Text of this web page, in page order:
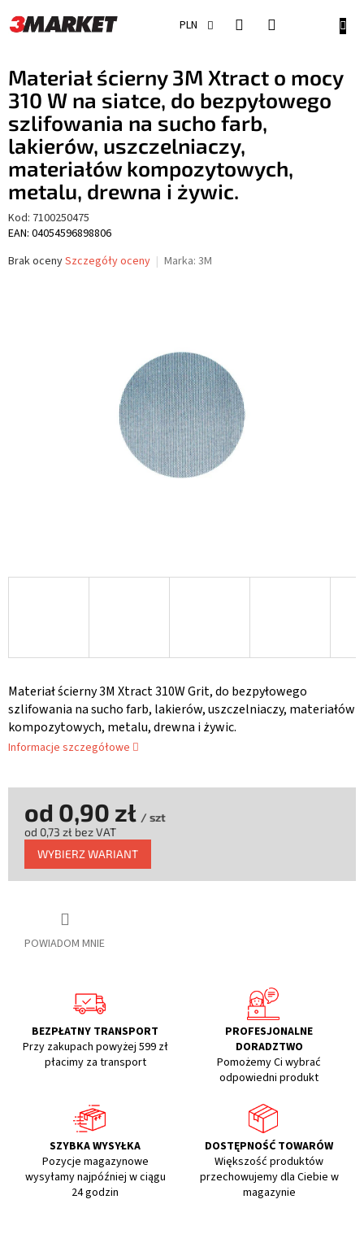
do
treści
PLN
Materiał ścierny 3M Xtract o mocy
310 W na siatce, do bezpyłowego
szlifowania na sucho farb,
lakierów, uszczelniaczy,
materiałów kompozytowych,
metalu, drewna i żywic.
Kod: 7100250475
EAN: 04054596898806
Średnia
Brak ocenySzczegóły oceny Marka: 3M
Materiał ścierny 3M Xtract 310W Grit, do bezpyłowego
szlifowania na sucho farb, lakierów, uszczelniaczy, materiałów
kompozytowych, metalu, drewna i żywic.
Informacje szczegółowe
POWIADOM MNIE
od 0,90 zł / szt
od 0,73 zł bez VAT
Cena
jednostkowa:
WYBIERZ WARIANT
BEZPŁATNY TRANSPORT
Przy zakupach powyżej 599 zł
płacimy za transport
PROFESJONALNE
DORADZTWO
Pomożemy Ci wybrać
odpowiedni produkt
SZYBKA WYSYŁKA
Pozycje magazynowe
wysyłamy najpóźniej w ciągu
24 godzin
DOSTĘPNOŚĆ TOWARÓW
Większość produktów
przechowujemy dla Ciebie w
magazynie